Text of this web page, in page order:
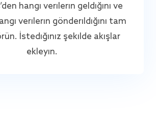
hangi verilerin geldiğini ve
verilerin gönderildiğini tam
İstediğiniz şekilde akışlar
ekleyin.